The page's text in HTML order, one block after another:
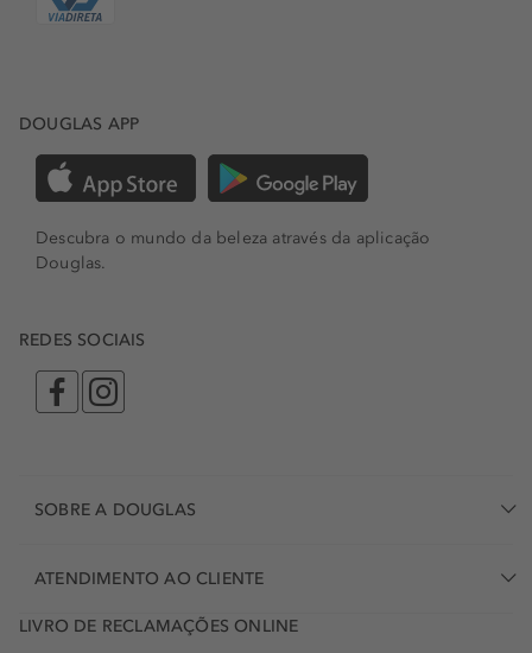
DOUGLAS APP
Descubra o mundo da beleza através da aplicação
Douglas.
REDES SOCIAIS
SOBRE A DOUGLAS
ATENDIMENTO AO CLIENTE
LIVRO DE RECLAMAÇÕES ONLINE